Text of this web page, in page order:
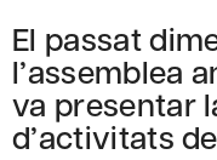
El passat
l’assemblea
va presentar
d’activitats